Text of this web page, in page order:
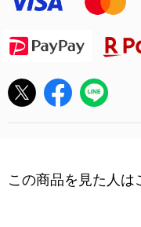
この商品を見た人は